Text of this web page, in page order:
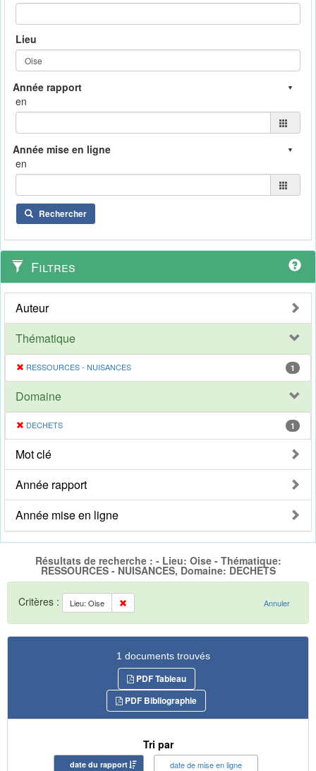
Lieu
en
en
Rechercher
Filtres
Auteur
Thématique
RESSOURCES - NUISANCES 1
Domaine
DECHETS 1
Mot clé
Année rapport
Année mise en ligne
Résultats de recherche : - Lieu: Oise - Thématique:
RESSOURCES - NUISANCES, Domaine: DECHETS
Critères : Lieu: Oise Annuler
1 documents trouvés
PDF Tableau
PDF Bibliographie
Tri par
date du rapport date de mise en ligne